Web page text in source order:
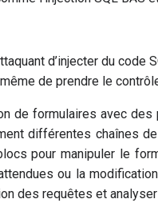
d’injecter du
de prendre le
de formulaires avec
différentes chaînes
blocs pour manipuler
ou la
des requêtes et